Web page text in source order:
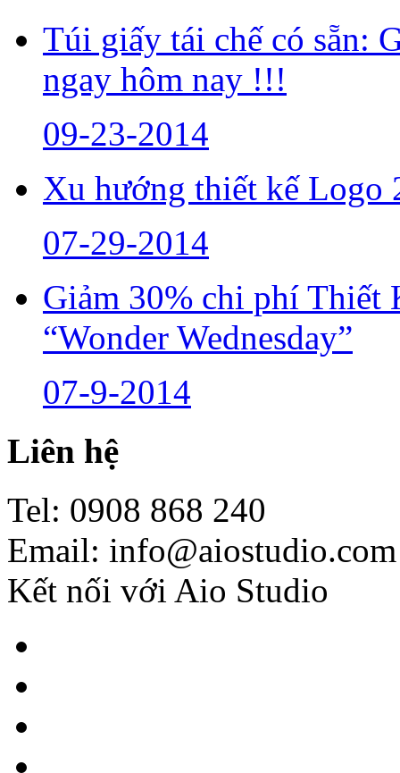
Túi giấy tái chế có sẵn:
ngay hôm nay !!!
09-23-2014
Xu hướng thiết kế Logo
07-29-2014
Giảm 30% chi phí Thiết
“Wonder Wednesday”
07-9-2014
Liên hệ
Tel: 0908 868 240
Email: info@aiostudio.com
Kết nối với Aio Studio